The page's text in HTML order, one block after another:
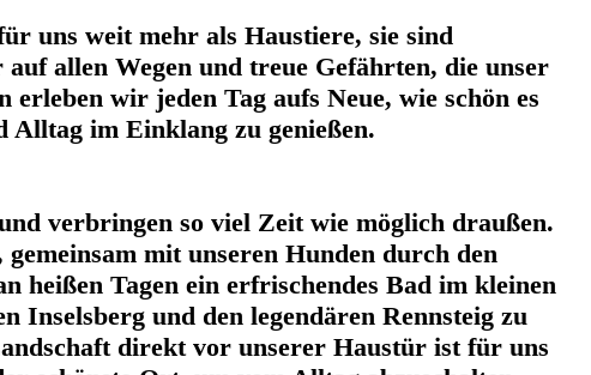
uns weit mehr als Haustiere, sie sind
allen Wegen und treue Gefährten, die unser
wir jeden Tag aufs Neue, wie schön es
Alltag im Einklang zu genießen.
verbringen so viel Zeit wie möglich draußen.
mit unseren Hunden durch den
heißen Tagen ein erfrischendes Bad im kleinen
Inselsberg und den legendären Rennsteig zu
direkt vor unserer Haustür ist für uns